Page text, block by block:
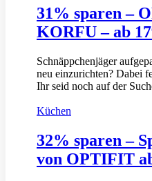
31% sparen –
KORFU – ab
Schnäppchenjäger
neu einzurichten? Dabei
Ihr seid noch auf der
Küchen
32% sparen –
von OPTIFIT